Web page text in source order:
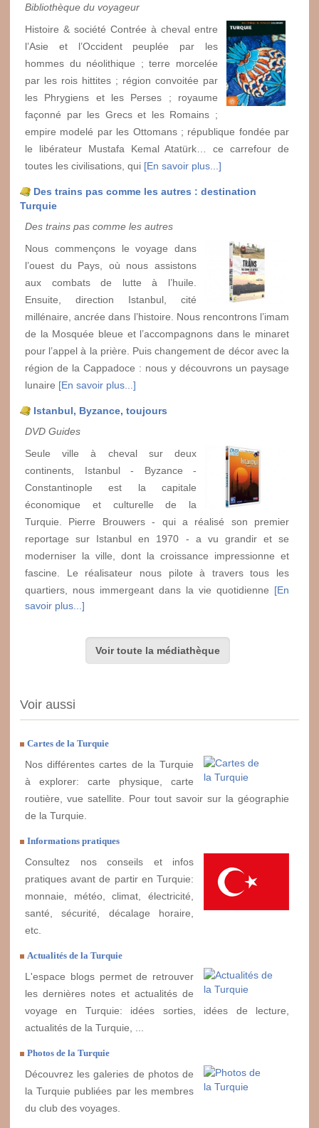
Bibliothèque du voyageur
Histoire & société Contrée à cheval entre
l’Asie et l’Occident peuplée par les
hommes du néolithique ; terre morcelée
par les rois hittites ; région convoitée par
les Phrygiens et les Perses ; royaume
façonné par les Grecs et les Romains ;
empire modelé par les Ottomans ; république fondée par
le libérateur Mustafa Kemal Atatürk… ce carrefour de
toutes les civilisations, qui [En savoir plus...]
Des trains pas comme les autres : destination
Turquie
Des trains pas comme les autres
Nous commençons le voyage dans
l’ouest du Pays, où nous assistons
aux combats de lutte à l’huile.
Ensuite, direction Istanbul, cité
millénaire, ancrée dans l’histoire. Nous rencontrons l’imam
de la Mosquée bleue et l’accompagnons dans le minaret
pour l’appel à la prière. Puis changement de décor avec la
région de la Cappadoce : nous y découvrons un paysage
lunaire [En savoir plus...]
Istanbul, Byzance, toujours
DVD Guides
Seule ville à cheval sur deux
continents, Istanbul - Byzance -
Constantinople est la capitale
économique et culturelle de la
Turquie. Pierre Brouwers - qui a réalisé son premier
reportage sur Istanbul en 1970 - a vu grandir et se
moderniser la ville, dont la croissance impressionne et
fascine. Le réalisateur nous pilote à travers tous les
quartiers, nous immergeant dans la vie quotidienne [En
savoir plus...]
Voir toute la médiathèque
Voir aussi
Cartes de la Turquie
Nos différentes cartes de la Turquie
à explorer: carte physique, carte
routière, vue satellite. Pour tout savoir sur la géographie
de la Turquie.
Informations pratiques
Consultez nos conseils et infos
pratiques avant de partir en Turquie:
monnaie, météo, climat, électricité,
santé, sécurité, décalage horaire,
etc.
Actualités de la Turquie
L'espace blogs permet de retrouver
les dernières notes et actualités de
voyage en Turquie: idées sorties, idées de lecture,
actualités de la Turquie, ...
Photos de la Turquie
Découvrez les galeries de photos de
la Turquie publiées par les membres
du club des voyages.